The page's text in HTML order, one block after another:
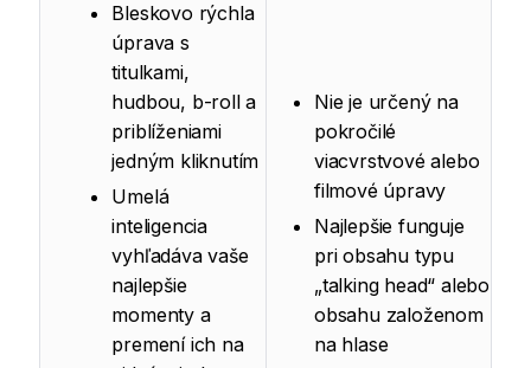
Bleskovo rýchla
úprava s
titulkami,
hudbou, b-roll a
priblíženiami
jedným kliknutím
Umelá
inteligencia
vyhľadáva vaše
najlepšie
momenty a
premení ich na
Nie je určený na
pokročilé
viacvrstvové alebo
filmové úpravy
Najlepšie funguje
pri obsahu typu
„talking head“ alebo
obsahu založenom
na hlase